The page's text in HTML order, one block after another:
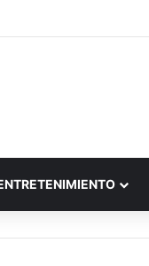
vs. por internet